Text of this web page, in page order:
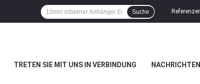
Suche
TRETEN SIE MIT UNS IN VERBINDUNG NACHRICHTEN